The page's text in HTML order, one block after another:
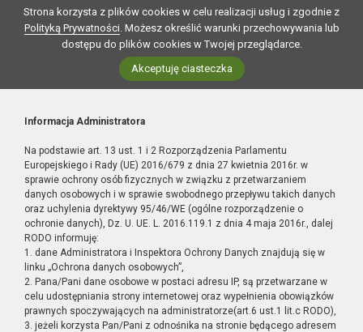
Strona korzysta z plików cookies w celu realizacji usług i zgodnie z
Polityką Prywatności. Możesz określić warunki przechowywania lub
dostępu do plików cookies w Twojej przeglądarce.
Akceptuję ciasteczka
Informacja Administratora
Na podstawie art. 13 ust. 1 i 2 Rozporządzenia Parlamentu
Europejskiego i Rady (UE) 2016/679 z dnia 27 kwietnia 2016r. w
sprawie ochrony osób fizycznych w związku z przetwarzaniem
danych osobowych i w sprawie swobodnego przepływu takich danych
oraz uchylenia dyrektywy 95/46/WE (ogólne rozporządzenie o
ochronie danych), Dz. U. UE. L. 2016.119.1 z dnia 4 maja 2016r., dalej
RODO informuję:
1. dane Administratora i Inspektora Ochrony Danych znajdują się w
linku „Ochrona danych osobowych”,
2. Pana/Pani dane osobowe w postaci adresu IP, są przetwarzane w
celu udostępniania strony internetowej oraz wypełnienia obowiązków
prawnych spoczywających na administratorze(art.6 ust.1 lit.c RODO),
3. jeżeli korzysta Pan/Pani z odnośnika na stronie będącego adresem